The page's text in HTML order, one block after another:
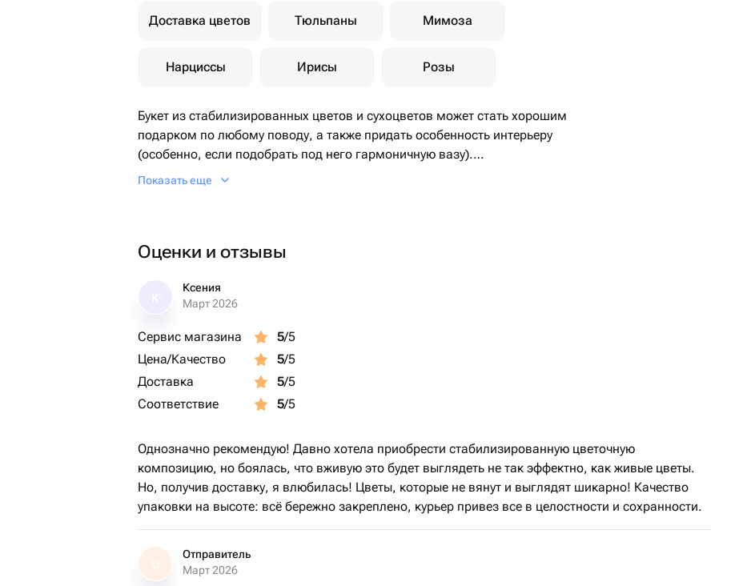
Доставка цветов Тюльпаны Мимоза
Нарциссы Ирисы Розы
Букет из стабилизированных цветов и сухоцветов может стать хорошим
подарком по любому поводу, а также придать особенность интерьеру
(особенно, если подобрать под него гармоничную вазу).
На День Рождения, на свадьбу, без повода, для мужчины - отличный
Показать еще
Оценки и отзывы
Ксения
Март 2026
Сервис магазина 5/5
Цена/Качество
5/5
Доставка
5/5
Соответствие
5/5
Однозначно рекомендую! Давно хотела приобрести стабилизированную цветочную
композицию, но боялась, что вживую это будет выглядеть не так эффектно, как живые цветы.
Но, получив доставку, я влюбилась! Цветы, которые не вянут и выглядят шикарно! Качество
упаковки на высоте: всё бережно закреплено, курьер привез все в целостности и сохранности.
О
Отправитель
Март 2026